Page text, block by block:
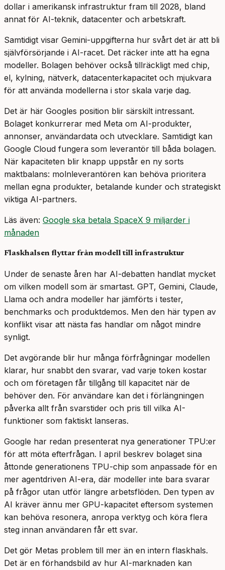
dollar i amerikansk infrastruktur fram till 2028, bland
annat för AI-teknik, datacenter och arbetskraft.
Samtidigt visar Gemini-uppgifterna hur svårt det är att bli
självförsörjande i AI-racet. Det räcker inte att ha egna
modeller. Bolagen behöver också tillräckligt med chip,
el, kylning, nätverk, datacenterkapacitet och mjukvara
för att använda modellerna i stor skala varje dag.
Det är här Googles position blir särskilt intressant.
Bolaget konkurrerar med Meta om AI-produkter,
annonser, användardata och utvecklare. Samtidigt kan
Google Cloud fungera som leverantör till båda bolagen.
När kapaciteten blir knapp uppstår en ny sorts
maktbalans: molnleverantören kan behöva prioritera
mellan egna produkter, betalande kunder och strategiskt
viktiga AI-partners.
Läs även: Google ska betala SpaceX 9 miljarder i
månaden
Flaskhalsen flyttar från modell till infrastruktur
Under de senaste åren har AI-debatten handlat mycket
om vilken modell som är smartast. GPT, Gemini, Claude,
Llama och andra modeller har jämförts i tester,
benchmarks och produktdemos. Men den här typen av
konflikt visar att nästa fas handlar om något mindre
synligt.
Det avgörande blir hur många förfrågningar modellen
klarar, hur snabbt den svarar, vad varje token kostar
och om företagen får tillgång till kapacitet när de
behöver den. För användare kan det i förlängningen
påverka allt från svarstider och pris till vilka AI-
funktioner som faktiskt lanseras.
Google har redan presenterat nya generationer TPU:er
för att möta efterfrågan. I april beskrev bolaget sina
åttonde generationens TPU-chip som anpassade för en
mer agentdriven AI-era, där modeller inte bara svarar
på frågor utan utför längre arbetsflöden. Den typen av
AI kräver ännu mer GPU-kapacitet eftersom systemen
kan behöva resonera, anropa verktyg och köra flera
steg innan användaren får ett svar.
Det gör Metas problem till mer än en intern flaskhals.
Det är en förhandsbild av hur AI-marknaden kan